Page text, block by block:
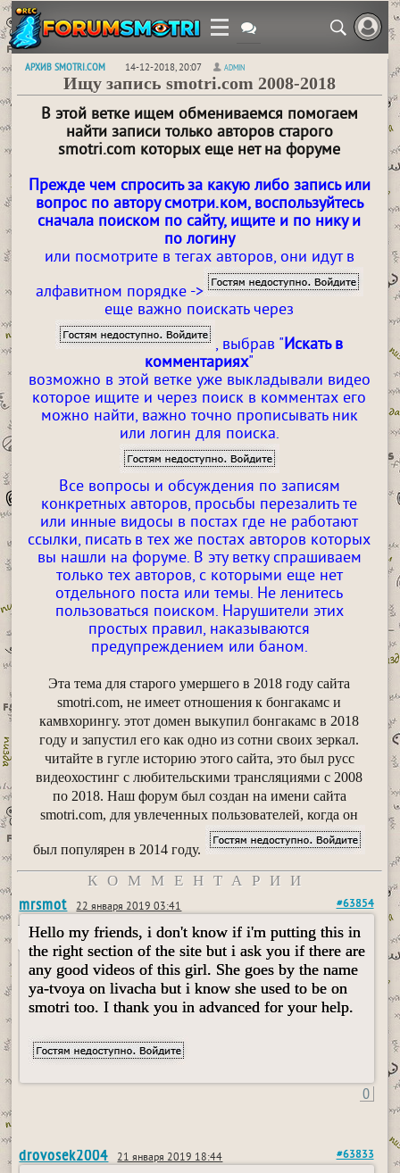
АРХИВ SMOTRI.COM 14-12-2018, 20:07 ADMIN
Ищу запись smotri.com 2008-2018
В этой ветке ищем обмениваемся помогаем
найти записи только авторов старого
smotri.com которых еще нет на форуме
Прежде чем спросить за какую либо запись или
вопрос по автору смотри.ком, воспользуйтесь
сначала поиском по сайту, ищите и по нику и
по логину
или посмотрите в тегах авторов, они идут в
алфавитном порядке ->
еще важно поискать через
, выбрав "Искать в
комментариях"
возможно в этой ветке уже выкладывали видео
которое ищите и через поиск в комментах его
можно найти, важно точно прописывать ник
или логин для поиска.
Все вопросы и обсуждения по записям
конкретных авторов, просьбы перезалить те
или инные видосы в постах где не работают
ссылки, писать в тех же постах авторов которых
вы нашли на форуме. В эту ветку спрашиваем
только тех авторов, с которыми еще нет
отдельного поста или темы. Не ленитесь
пользоваться поиском. Нарушители этих
простых правил, наказываются
предупреждением или баном.
Эта тема для старого умершего в 2018 году сайта
smotri.com, не имеет отношения к бонгакамс и
камвхорингу. этот домен выкупил бонгакамс в 2018
году и запустил его как одно из сотни своих зеркал.
читайте в гугле историю этого сайта, это был русс
видеохостинг с любительскими трансляциями с 2008
по 2018. Наш форум был создан на имени сайта
smotri.com, для увлеченных пользователей, когда он
был популярен в 2014 году.
КОММЕНТАРИИ
mrsmot 22 января 2019 03:41 #63854
Hello my friends, i don't know if i'm putting this in
the right section of the site but i ask you if there are
any good videos of this girl. She goes by the name
ya-tvoya on livacha but i know she used to be on
smotri too. I thank you in advanced for your help.
0
drovosek2004 21 января 2019 18:44 #63833